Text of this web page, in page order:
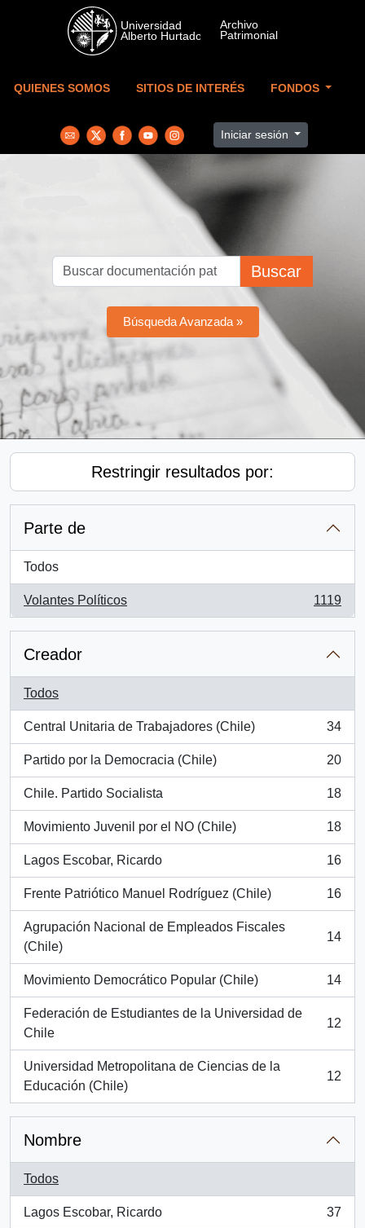
Skip to main content
QUIENES SOMOS SITIOS DE INTERÉS FONDOS
Iniciar sesión
Buscar
Búsqueda Avanzada »
Restringir resultados por:
Parte de
Todos
Volantes Políticos
, 1119 resultados
1119
Creador
Todos
Central Unitaria de Trabajadores (Chile)
, 34 resultados
34
Partido por la Democracia (Chile)
, 20 resultados
20
Chile. Partido Socialista
, 18 resultados
18
Movimiento Juvenil por el NO (Chile)
, 18 resultados
18
Lagos Escobar, Ricardo
, 16 resultados
16
Frente Patriótico Manuel Rodríguez (Chile)
, 16 resultados
16
Agrupación Nacional de Empleados Fiscales
(Chile)
, 14 resultados
14
Movimiento Democrático Popular (Chile)
, 14 resultados
14
Federación de Estudiantes de la Universidad de
Chile
, 12 resultados
12
Universidad Metropolitana de Ciencias de la
Educación (Chile)
, 12 resultados
12
Nombre
Todos
Lagos Escobar, Ricardo
, 37 resultados
37